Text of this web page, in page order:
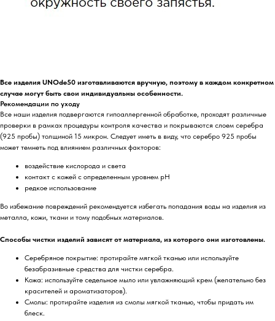
Все изделия UNOde50 изготавливаются вручную, поэтому в каждом конкретном
случае могут быть свои индивидуальны особенности.
Рекомендации по уходу
Все наши изделия подвергаются гипоаллергенной обработке, проходят различные
проверки в рамках процедуры контроля качества и покрываются слоем серебра
(925 пробы) толщиной 15 микрон. Следует иметь в виду, что серебро 925 пробы
может темнеть под влиянием различных факторов:
воздействие кислорода и света
контакт с кожей с определенным уровнем pH
редкое использование
Во избежание повреждений рекомендуется избегать попадания воды на изделия из
металла, кожи, ткани и тому подобных материалов.
Способы чистки изделий зависят от материала, из которого они изготовлены.
Серебряное покрытие: протирайте мягкой тканью или используйте
безабразивные средства для чистки серебра.
Кожа: используйте седельное мыло или увлажняющий крем (желательно без
красителей и ароматизаторов).
Смолы: протирайте изделия из смолы мягкой тканью, чтобы придать им
блеск.